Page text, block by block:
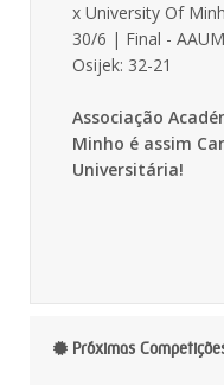
x University Of
30/6 | Final -
Osijek: 32-21
Associação
Minho é assim
Universitária!
Próximas